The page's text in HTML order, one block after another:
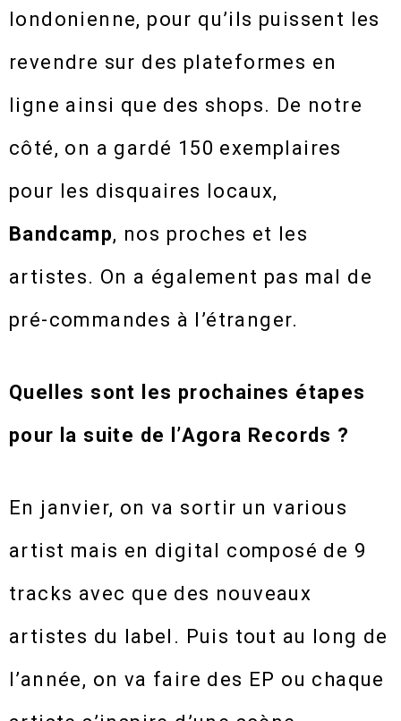
londonienne, pour qu’ils puissent les
revendre sur des plateformes en
ligne ainsi que des shops. De notre
côté, on a gardé 150 exemplaires
pour les disquaires locaux,
Bandcamp, nos proches et les
artistes. On a également pas mal de
pré-commandes à l’étranger.
Quelles sont les prochaines étapes
pour la suite de l’Agora Records ?
En janvier, on va sortir un various
artist mais en digital composé de 9
tracks avec que des nouveaux
artistes du label. Puis tout au long de
l’année, on va faire des EP ou chaque